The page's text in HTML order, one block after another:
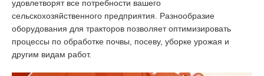
удовлетворят все потребности вашего
сельскохозяйственного предприятия. Разнообразие
оборудования для тракторов позволяет оптимизировать
процессы по обработке почвы, посеву, уборке урожая и
другим видам работ.